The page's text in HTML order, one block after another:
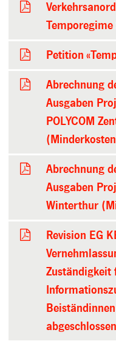
Temporegime
Petition
Abrechnung
Ausgaben
POLYCOM
Abrechnung
Ausgaben
Winterthur
Revision EG
Zuständigkeit